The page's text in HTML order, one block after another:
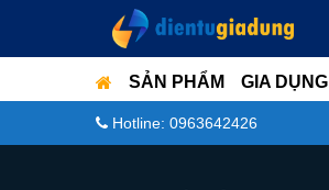
SẢN PHẨM GIA DỤNG
Hotline: 0963642426